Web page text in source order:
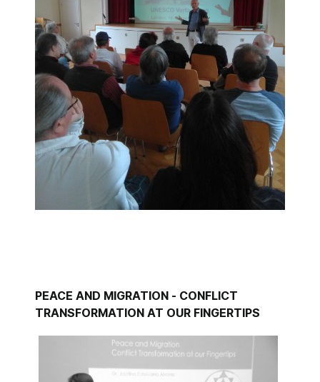
PEACE AND MIGRATION - CONFLICT
TRANSFORMATION AT OUR FINGERTIPS